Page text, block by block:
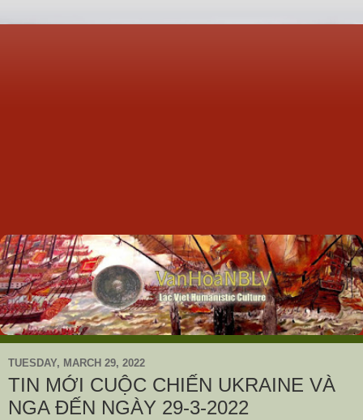
TUESDAY, MARCH 29, 2022
TIN MỚI CUỘC CHIẾN UKRAINE VÀ
NGA ĐẾN NGÀY 29-3-2022